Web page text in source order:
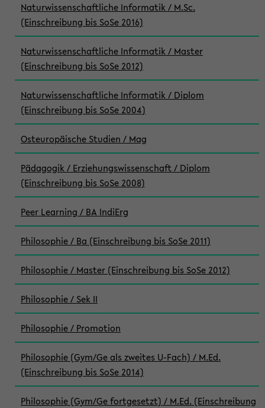
Naturwissenschaftliche Informatik / M.Sc.
(Einschreibung bis SoSe 2016)
Naturwissenschaftliche Informatik / Master
(Einschreibung bis SoSe 2012)
Naturwissenschaftliche Informatik / Diplom
(Einschreibung bis SoSe 2004)
Osteuropäische Studien / Mag
Pädagogik / Erziehungswissenschaft / Diplom
(Einschreibung bis SoSe 2008)
Peer Learning / BA IndiErg
Philosophie / Ba (Einschreibung bis SoSe 2011)
Philosophie / Master (Einschreibung bis SoSe 2012)
Philosophie / Sek II
Philosophie / Promotion
Philosophie (Gym/Ge als zweites U-Fach) / M.Ed.
(Einschreibung bis SoSe 2014)
Philosophie (Gym/Ge fortgesetzt) / M.Ed. (Einschreibung